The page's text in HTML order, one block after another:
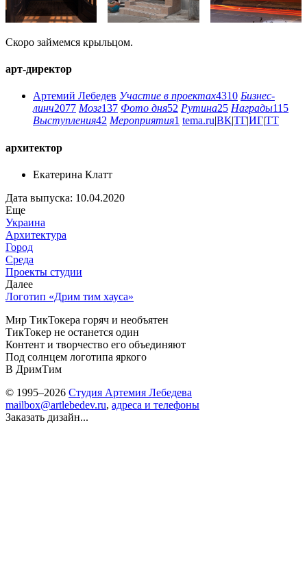
Скоро займемся крыльцом.
арт-директор
Артемий Лебедев Участие в проектах4310 Бизнес-
линч2077 Мозг137 Фото дня52 Рутина25 Награды115
Выступления42 Мероприятия1 tema.ru|ВК|ТГ|ИГ|ТТ
архитектор
Екатерина Клатт
Дата выпуска: 10.04.2020
Еще
Украина
Архитектура
Город
Среда
Проекты студии
Далее
Логотип «Дрим тим хауса»
Мир ТикТокера горяч и необъятен
ТикТокер не останется один
Контент и творчество его объединяют
Под солнцем логотипа яркого
В ДримТим
© 1995–2026 Студия Артемия Лебедева
mailbox@artlebedev.ru, адреса и телефоны
Заказать дизайн...